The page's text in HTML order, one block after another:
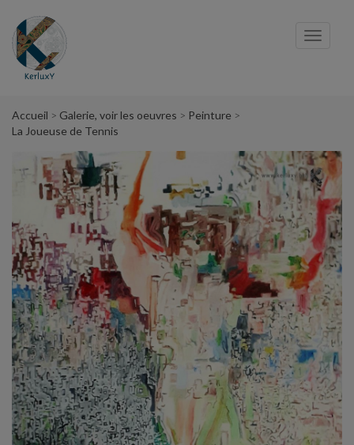
Accueil Galerie, voir les oeuvres
Peinture
La Joueuse de Tennis